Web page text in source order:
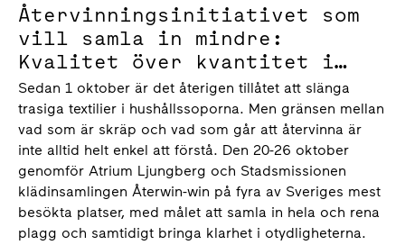
Återvinningsinitiativet som
vill samla in mindre:
Kvalitet över kvantitet i
Atrium Ljungbergs och
Stadsmissionens årliga
klädinsamling
Sedan 1 oktober är det återigen tillåtet att slänga
trasiga textilier i hushållssoporna. Men gränsen mellan
vad som är skräp och vad som går att återvinna är
inte alltid helt enkel att förstå. Den 20-26 oktober
genomför Atrium Ljungberg och Stadsmissionen
klädinsamlingen Återwin-win på fyra av Sveriges mest
besökta platser, med målet att samla in hela och rena
plagg och samtidigt bringa klarhet i otydligheterna.